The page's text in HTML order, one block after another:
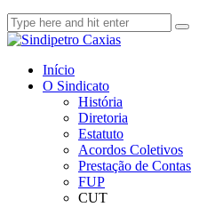
Início
O Sindicato
História
Diretoria
Estatuto
Acordos Coletivos
Prestação de Contas
FUP
CUT